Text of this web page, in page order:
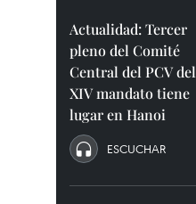
Actualidad: Tercer
pleno del Comité
Central del PCV del
XIV mandato tiene
lugar en Hanoi
ESCUCHAR